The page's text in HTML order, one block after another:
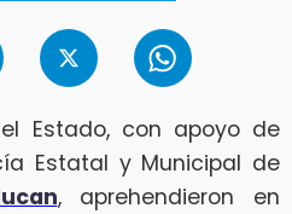
Estado, con apoyo de
Estatal y Municipal de
, aprehendieron en